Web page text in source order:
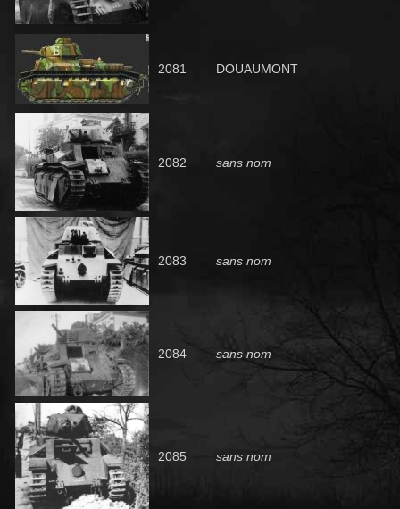
2081 DOUAUMONT
2082 sans nom
2083 sans nom
2084 sans nom
2085 sans nom